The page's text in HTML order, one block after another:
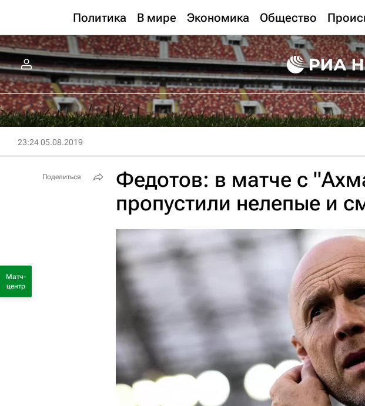
Политика В мире Экономика Общество
23:24 05.08.2019
Федотов: в матче с
пропустили нелепые и
Поделиться
Матч-
центр